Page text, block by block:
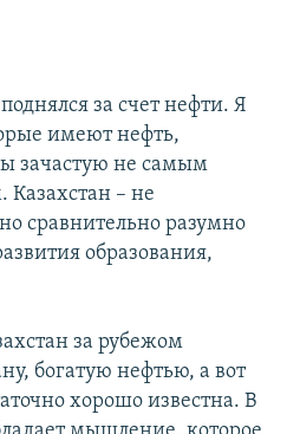
за счет нефти. Я
имеют нефть,
зачастую не самым
– не
сравнительно разумно
образования,
за рубежом
богатую нефтью, а вот
хорошо известна. В